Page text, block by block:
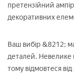
претензійний
декоративних
Ваш вибір &8212;
деталей.
тому відмовтеся від